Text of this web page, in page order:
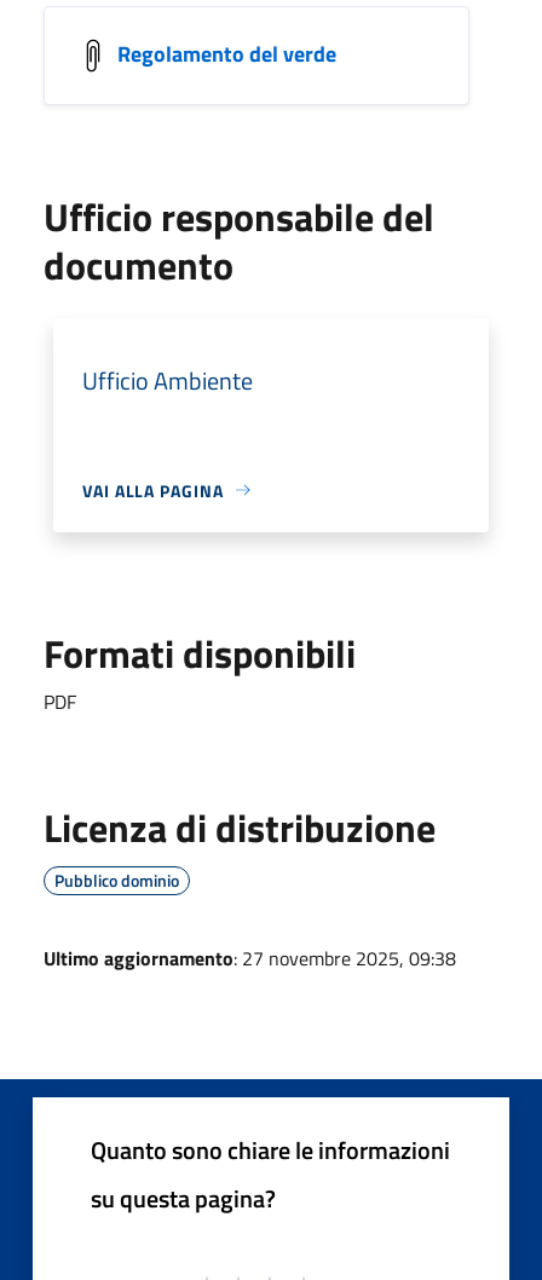
Regolamento del verde
Ufficio responsabile del
documento
Ufficio Ambiente
VAI ALLA PAGINA
Formati disponibili
PDF
Licenza di distribuzione
Pubblico dominio
Ultimo aggiornamento: 27 novembre 2025, 09:38
Quanto sono chiare le informazioni
su questa pagina?